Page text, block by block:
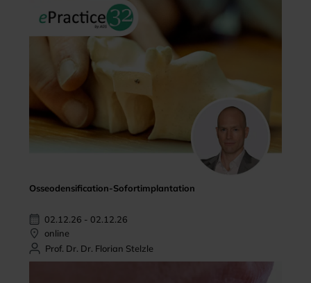
Osseodensification-Sofortimplantation
02.12.26 - 02.12.26
online
Prof. Dr. Dr. Florian Stelzle